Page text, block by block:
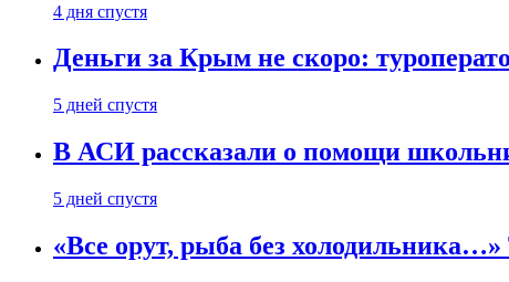
4 дня спустя
Деньги за Крым не скоро:
5 дней спустя
В АСИ рассказали о помощи
5 дней спустя
«Все орут, рыба без